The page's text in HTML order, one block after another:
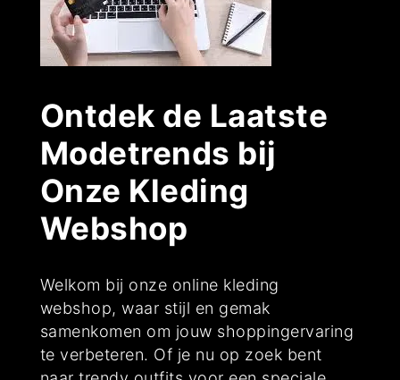
Ontdek de Laatste
Modetrends bij
Onze Kleding
Webshop
Welkom bij onze online kleding
webshop, waar stijl en gemak
samenkomen om jouw shoppingervaring
te verbeteren. Of je nu op zoek bent